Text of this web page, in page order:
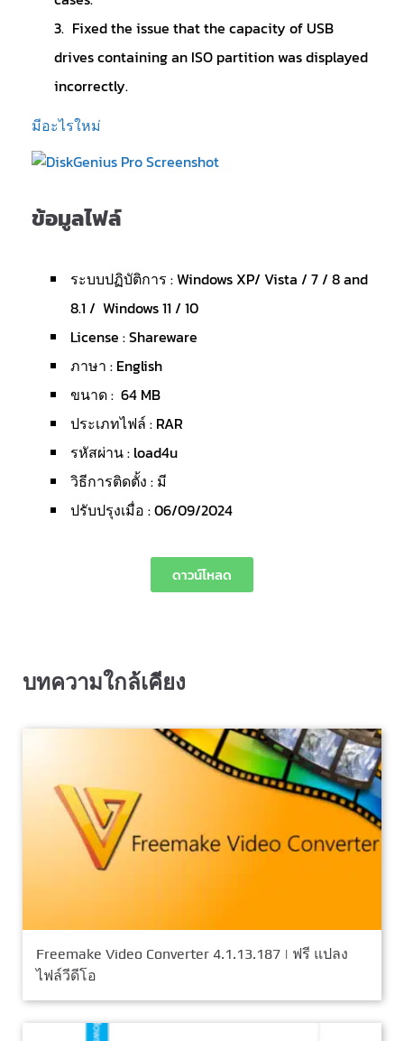
Fixed the issue that the capacity of USB
drives containing an ISO partition was displayed
incorrectly.
มีอะไรใหม่
ข้อมูลไฟล์
ระบบปฏิบัติการ : Windows XP/ Vista / 7 / 8 and
8.1 / Windows 11 / 10
License : Shareware
ภาษา : English
ขนาด : 64 MB
ประเภทไฟล์ : RAR
รหัสผ่าน : load4u
วิธีการติดตั้ง : มี
ปรับปรุงเมื่อ : 06/09/2024
ดาวน์โหลด
บทความใกล้เคียง
Freemake Video Converter 4.1.13.187 | ฟรี แปลง
ไฟล์วีดีโอ